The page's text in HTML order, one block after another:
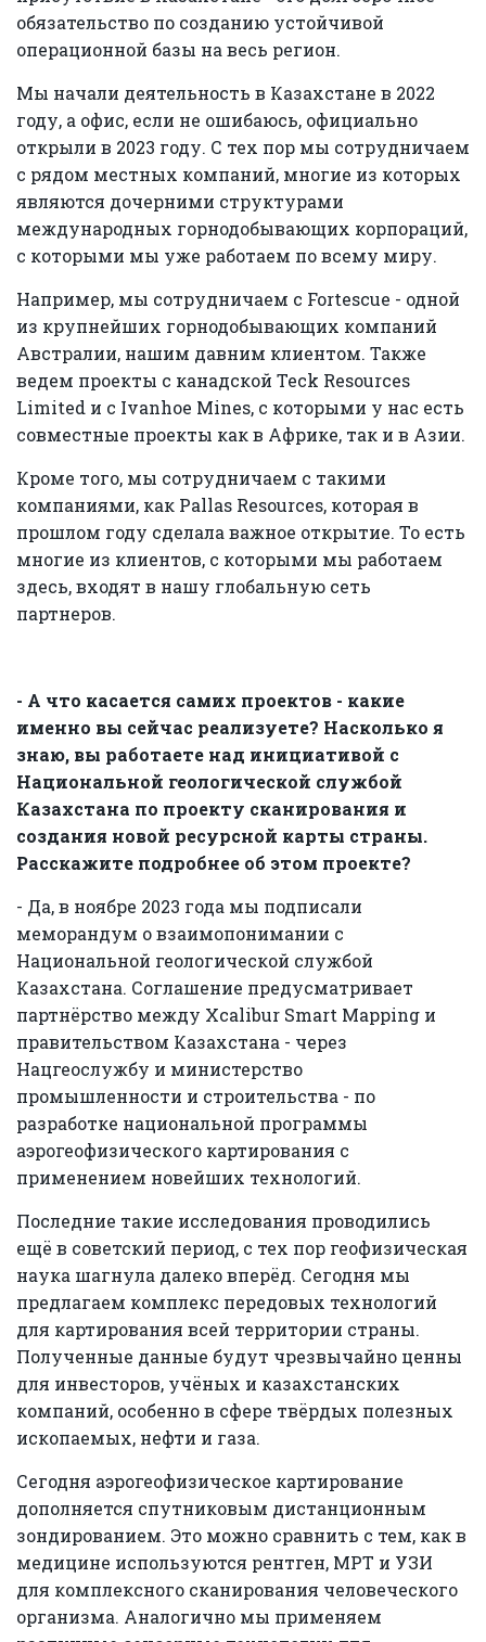
обязательство по созданию устойчивой
операционной базы на весь регион.
Мы начали деятельность в Казахстане в 2022
году, а офис, если не ошибаюсь, официально
открыли в 2023 году. С тех пор мы сотрудничаем
с рядом местных компаний, многие из которых
являются дочерними структурами
международных горнодобывающих корпораций,
с которыми мы уже работаем по всему миру.
Например, мы сотрудничаем с Fortescue - одной
из крупнейших горнодобывающих компаний
Австралии, нашим давним клиентом. Также
ведем проекты с канадской Teck Resources
Limited и с Ivanhoe Mines, с которыми у нас есть
совместные проекты как в Африке, так и в Азии.
Кроме того, мы сотрудничаем с такими
компаниями, как Pallas Resources, которая в
прошлом году сделала важное открытие. То есть
многие из клиентов, с которыми мы работаем
здесь, входят в нашу глобальную сеть
партнеров.
- А что касается самих проектов - какие
именно вы сейчас реализуете? Насколько я
знаю, вы работаете над инициативой с
Национальной геологической службой
Казахстана по проекту сканирования и
создания новой ресурсной карты страны.
Расскажите подробнее об этом проекте?
- Да, в ноябре 2023 года мы подписали
меморандум о взаимопонимании с
Национальной геологической службой
Казахстана. Соглашение предусматривает
партнёрство между Xcalibur Smart Mapping и
правительством Казахстана - через
Нацгеослужбу и министерство
промышленности и строительства - по
разработке национальной программы
аэрогеофизического картирования с
применением новейших технологий.
Последние такие исследования проводились
ещё в советский период, с тех пор геофизическая
наука шагнула далеко вперёд. Сегодня мы
предлагаем комплекс передовых технологий
для картирования всей территории страны.
Полученные данные будут чрезвычайно ценны
для инвесторов, учёных и казахстанских
компаний, особенно в сфере твёрдых полезных
ископаемых, нефти и газа.
Сегодня аэрогеофизическое картирование
дополняется спутниковым дистанционным
зондированием. Это можно сравнить с тем, как в
медицине используются рентген, МРТ и УЗИ
для комплексного сканирования человеческого
организма. Аналогично мы применяем